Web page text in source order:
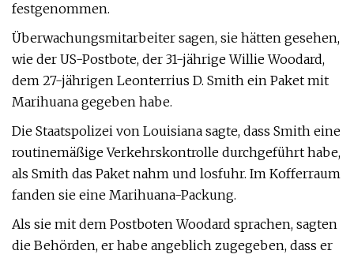
festgenommen.
Überwachungsmitarbeiter sagen, sie hätten gesehen,
wie der US-Postbote, der 31-jährige Willie Woodard,
dem 27-jährigen Leonterrius D. Smith ein Paket mit
Marihuana gegeben habe.
Die Staatspolizei von Louisiana sagte, dass Smith eine
routinemäßige Verkehrskontrolle durchgeführt habe,
als Smith das Paket nahm und losfuhr. Im Kofferraum
fanden sie eine Marihuana-Packung.
Als sie mit dem Postboten Woodard sprachen, sagten
die Behörden, er habe angeblich zugegeben, dass er